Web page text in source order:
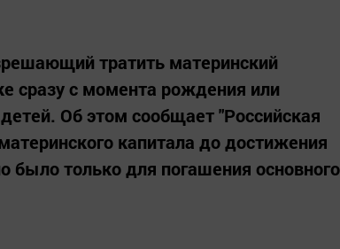
тратить материнский
сразу с момента рождения или
Об этом сообщает "Российская
капитала до достижения
было только для погашения основного